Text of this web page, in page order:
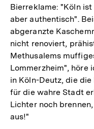
Bierreklame: "Köln
aber authentisch".
abgeranzte
nicht renoviert,
Methusalems
Lommerzheim", höre
in Köln-Deutz, die
für die wahre Stadt
Lichter noch
aus!"